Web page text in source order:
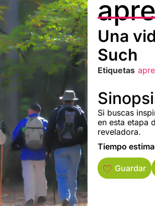
Una
Such
Etiquetas
Si buscas
en esta etapa
reveladora.
Tiempo
Guardar